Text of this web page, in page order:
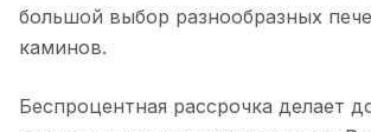
большой выбор разнообразных
каминов.
Беспроцентная рассрочка делает